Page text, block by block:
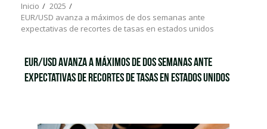
Inicio
2025
EUR/USD avanza a máximos de dos semanas ante
expectativas de recortes de tasas en estados unidos
EUR/USD avanza a máximos de dos semanas ante
expectativas de recortes de tasas en estados unidos